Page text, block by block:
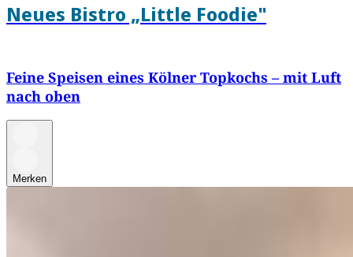
Neues Bistro „Little Foodie"
Feine Speisen eines Kölner Topkochs – mit Luft
nach oben
Merken